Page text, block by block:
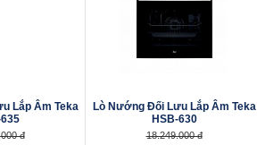
Lắp Âm Teka
đ
Lò Nướng Đối Lưu Lắp Âm Teka
HSB-630
18.249.000 đ